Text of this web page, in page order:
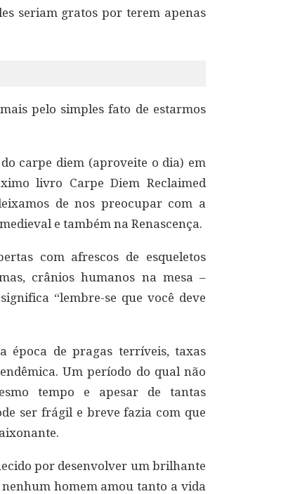
seriam gratos por terem apenas
pelo simples fato de estarmos
carpe diem (aproveite o dia) em
livro Carpe Diem Reclaimed
de nos preocupar com a
e também na Renascença.
com afrescos de esqueletos
crânios humanos na mesa –
“lembre-se que você deve
época de pragas terríveis, taxas
Um período do qual não
tempo e apesar de tantas
ser frágil e breve fazia com que
por desenvolver um brilhante
homem amou tanto a vida